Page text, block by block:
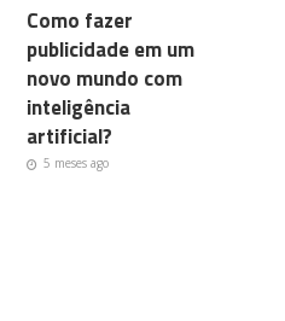
Como fazer
publicidade em um
novo mundo com
inteligência
artificial?
5 meses ago